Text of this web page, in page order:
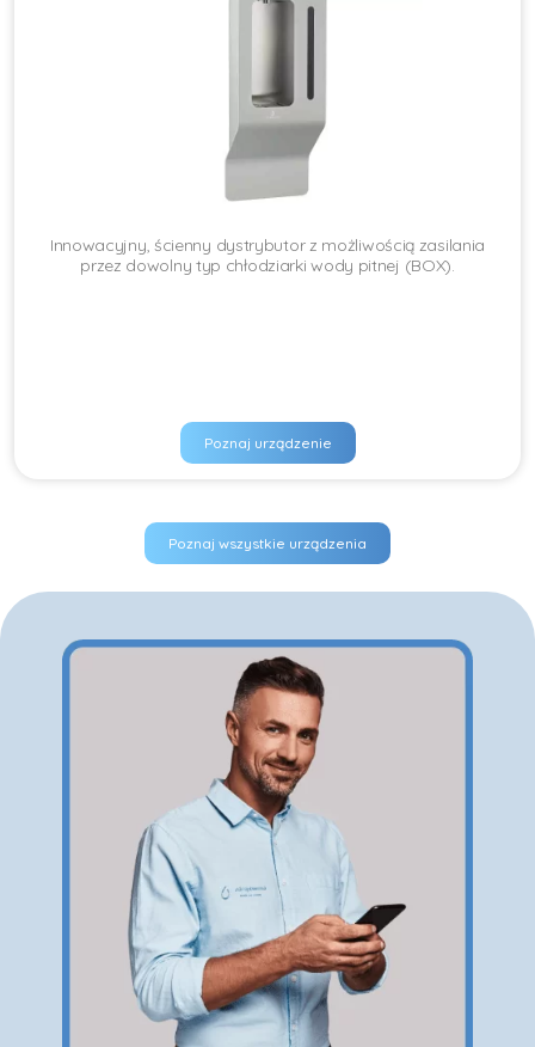
Innowacyjny, ścienny dystrybutor z możliwością zasilania
przez dowolny typ chłodziarki wody pitnej (BOX).
Poznaj urządzenie
Poznaj wszystkie urządzenia